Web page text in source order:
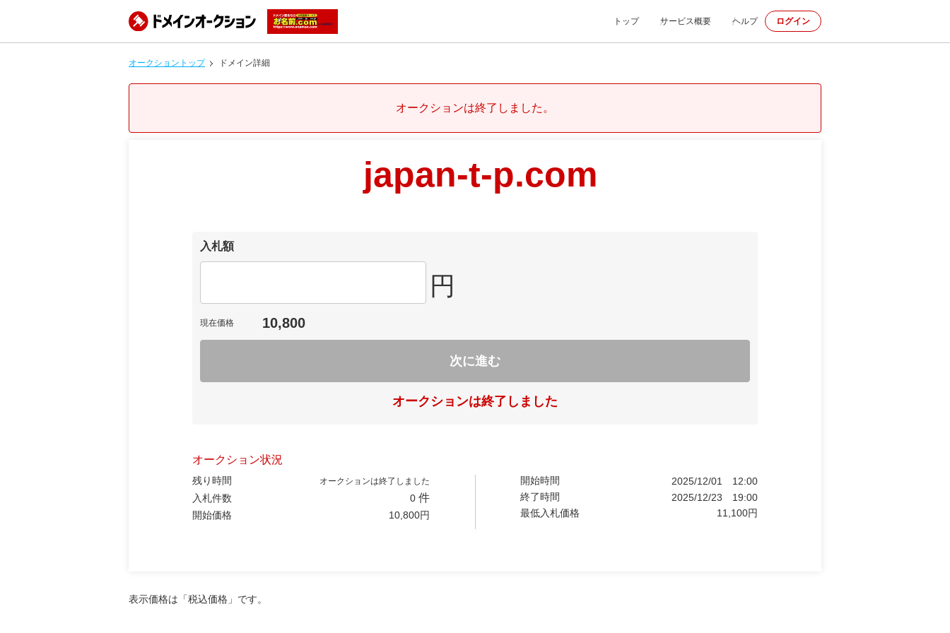
トップ サービス概要 ヘルプ ログイン
オークショントップ ドメイン詳細
オークションは終了しました。
japan-t-p.com
入札額
円
現在価格 10,800
次に進む
オークションは終了しました
オークション状況
残り時間 オークションは終了しました
入札件数 0 件
開始価格 10,800円
開始時間 2025/12/01
12:00
終了時間
2025/12/23
19:00
最低入札価格
11,100円
表示価格は「税込価格」です。